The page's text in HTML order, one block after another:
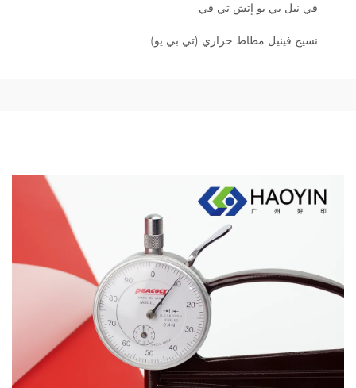
في نيل بي يو إتش تي في
نسيج فينيل مطاط حراري (تي بي يو)